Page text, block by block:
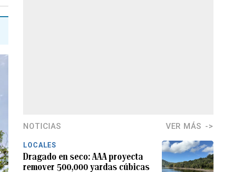
NOTICIAS VER MÁS
LOCALES
Dragado en seco: AAA proyecta
remover 500,000 yardas cúbicas